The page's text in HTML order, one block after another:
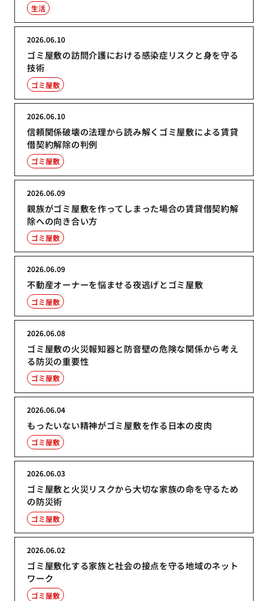
生活
ゴミ屋敷の訪問介護における感染症リスクと身を守る
技術
2026.06.10
ゴミ屋敷
信頼関係破壊の法理から読み解くゴミ屋敷による賃貸
借契約解除の判例
2026.06.10
ゴミ屋敷
親族がゴミ屋敷を作ってしまった場合の賃貸借契約解
除への向き合い方
2026.06.09
ゴミ屋敷
不動産オーナーを悩ませる夜逃げとゴミ屋敷
2026.06.09
ゴミ屋敷
ゴミ屋敷の火災報知器と防音壁の危険な関係から考え
る防災の重要性
2026.06.08
ゴミ屋敷
もったいない精神がゴミ屋敷を作る日本の皮肉
2026.06.04
ゴミ屋敷
ゴミ屋敷と火災リスクから大切な家族の命を守るため
の防災術
2026.06.03
ゴミ屋敷
ゴミ屋敷化する家族と社会の接点を守る地域のネット
ワーク
2026.06.02
ゴミ屋敷